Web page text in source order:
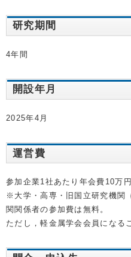
研究期間
4年間
開設年月
2025年4月
運営費
参加企業1社あたり年会費10万円
※大学・高専・旧国立研究機関
関関係者の参加費は無料。
ただし，軽金属学会会員になる